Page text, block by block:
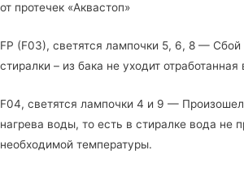
от протечек «Аквастоп»
FP (F03), светятся лампочки 5, 6, 8 —
стиралки – из бака не уходит отработанная
F04, светятся лампочки 4 и 9 —
нагрева воды, то есть в стиралке вода не
необходимой температуры.